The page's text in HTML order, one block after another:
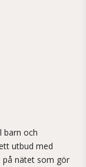
barn och
utbud med
på nätet som gör